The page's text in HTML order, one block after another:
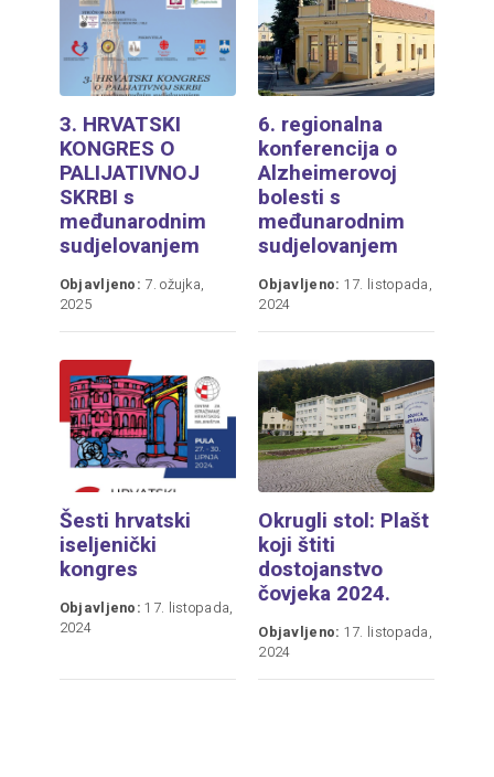
3. HRVATSKI
KONGRES O
PALIJATIVNOJ
SKRBI s
međunarodnim
sudjelovanjem
Objavljeno: 7. ožujka,
2025
6. regionalna
konferencija o
Alzheimerovoj
bolesti s
međunarodnim
sudjelovanjem
Objavljeno: 17. listopada,
2024
Šesti hrvatski
iseljenički
kongres
Objavljeno: 17. listopada,
2024
Okrugli stol: Plašt
koji štiti
dostojanstvo
čovjeka 2024.
Objavljeno: 17. listopada,
2024